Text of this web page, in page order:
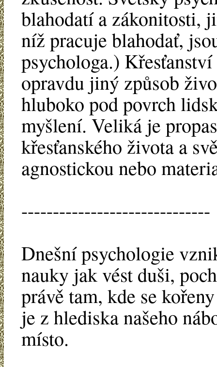
blahodatí a zákonitosti,
níž pracuje blahodať,
psychologa.)
opravdu jiný způsob
hluboko pod povrch
myšlení. Veliká je
křesťanského života a
agnostickou nebo
------------------------------
Dnešní psychologie
nauky jak vést duši,
právě tam, kde se
je z hlediska našeho
místo.